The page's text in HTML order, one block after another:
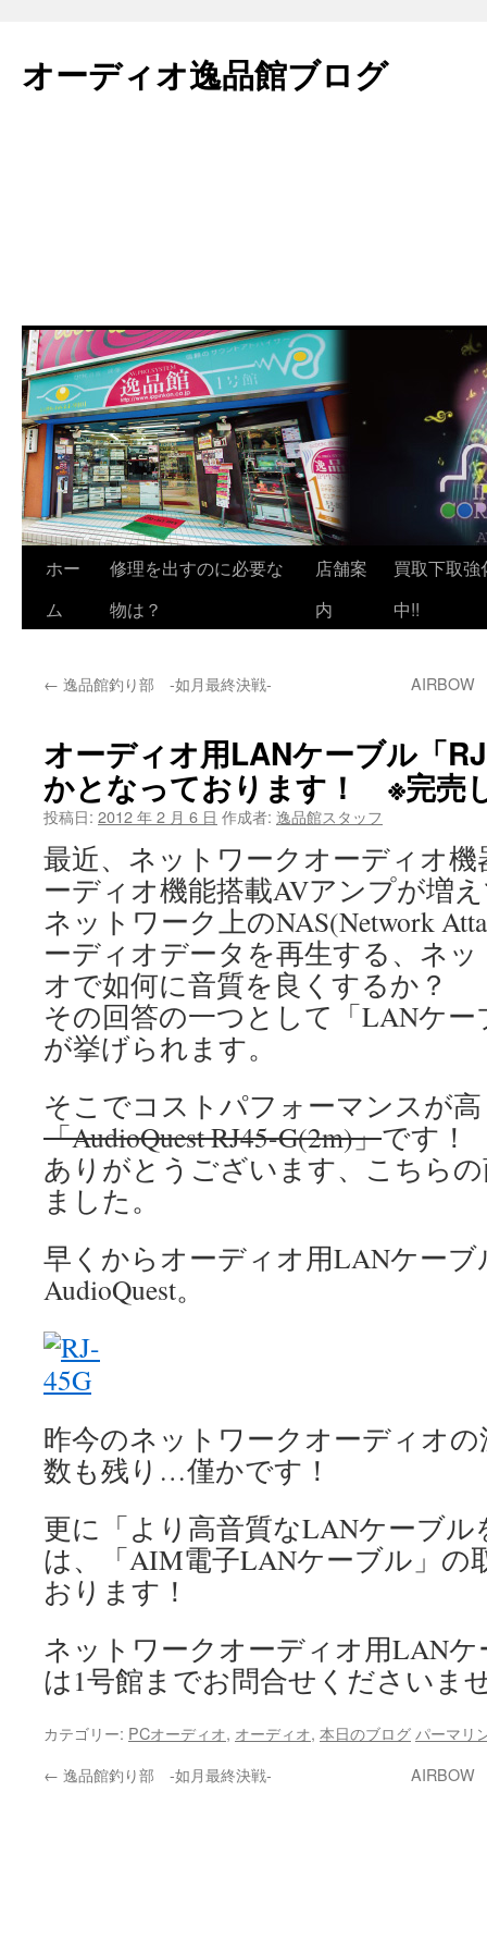
テ
ン
オーディオ逸品館ブログ
ホー
ム
修理を出すのに必要な
物は？
店舗案
内
買取下取強
中!!
← 逸品館釣り部 -如月最終決戦- AIRBOW
オーディオ用LANケーブル「
かとなっております！ ※完売
投稿日: 2012 年 2 月 6 日 作成者: 逸品館スタッフ
最近、ネットワークオーディオ
ーディオ機能搭載AVアンプが増
ネットワーク上のNAS(Network
ーディオデータを再生する、ネ
オで如何に音質を良くするか？
その回答の一つとして「LANケ
が挙げられます。
そこでコストパフォーマンスが
「AudioQuest RJ45-G(2m)」です！
ありがとうございます、こちら
ました。
早くからオーディオ用LANケー
AudioQuest。
昨今のネットワークオーディオ
数も残り…僅かです！
更に「より高音質なLANケーブ
は、「AIM電子LANケーブル」の
おります！
ネットワークオーディオ用LAN
は1号館までお問合せくださいま
カテゴリー: PCオーディオ, オーディオ, 本日のブログ パーマリ
← 逸品館釣り部 -如月最終決戦- AIRBOW